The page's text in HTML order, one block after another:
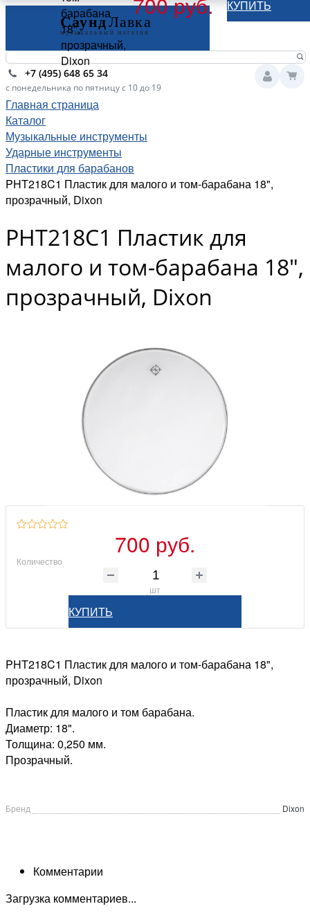
+7 (495) 648 65 34
с понедельника по пятницу с 10 до 19
Главная страница
Каталог
Музыкальные инструменты
Ударные инструменты
Пластики для барабанов
PHT218C1 Пластик для малого и том-барабана 18",
прозрачный, Dixon
PHT218C1 Пластик для
малого и том-барабана 18",
прозрачный, Dixon
700 руб.
Количество
шт
КУПИТЬ
PHT218C1 Пластик для малого и том-барабана 18",
прозрачный, Dixon
Пластик для малого и том барабана.
Диаметр: 18".
Толщина: 0,250 мм.
Прозрачный.
Бренд Dixon
Комментарии
Загрузка комментариев...
барабана
18",
прозрачный,
Dixon
КУПИТЬ